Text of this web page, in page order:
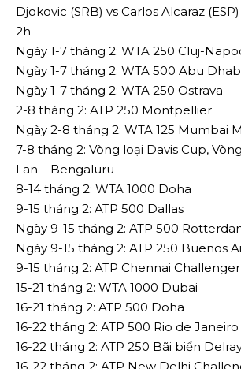
Djokovic (SRB) vs Carlos Alcaraz
2h
Ngày 1-7 tháng 2: WTA 250 Cluj-
Ngày 1-7 tháng 2: WTA 500 Abu
Ngày 1-7 tháng 2: WTA 250 Ostrava
2-8 tháng 2: ATP 250 Montpellier
Ngày 2-8 tháng 2: WTA 125 Mumbai
7-8 tháng 2: Vòng loại Davis Cup,
Lan – Bengaluru
8-14 tháng 2: WTA 1000 Doha
9-15 tháng 2: ATP 500 Dallas
Ngày 9-15 tháng 2: ATP 500
Ngày 9-15 tháng 2: ATP 250 Buenos
9-15 tháng 2: ATP Chennai
15-21 tháng 2: WTA 1000 Dubai
16-21 tháng 2: ATP 500 Doha
16-22 tháng 2: ATP 500 Rio de Janeiro
16-22 tháng 2: ATP 250 Bãi biển
16-22 tháng 2: ATP New Delhi